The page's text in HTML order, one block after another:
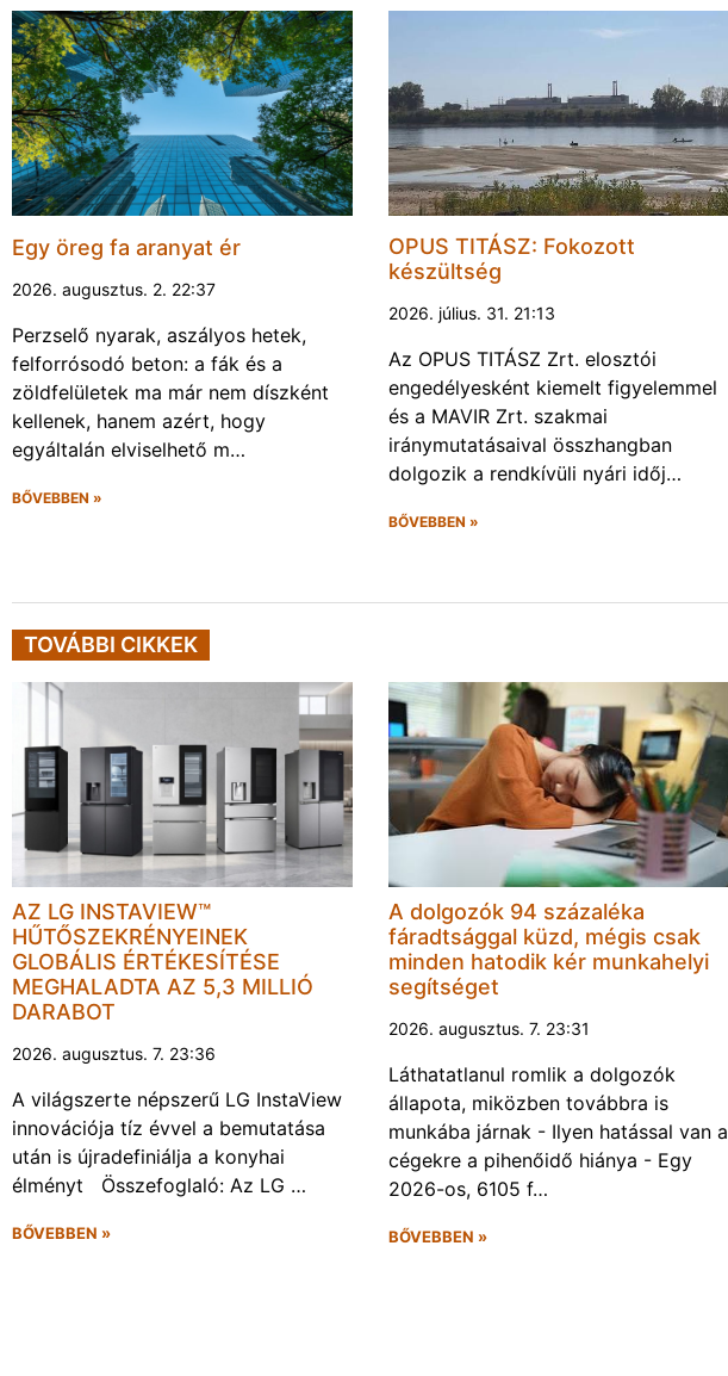
Egy öreg fa aranyat ér
2026. augusztus. 2. 22:37
Perzselő nyarak, aszályos hetek,
felforrósodó beton: a fák és a
zöldfelületek ma már nem díszként
kellenek, hanem azért, hogy
egyáltalán elviselhető m…
BŐVEBBEN »
OPUS TITÁSZ: Fokozott
készültség
2026. július. 31. 21:13
Az OPUS TITÁSZ Zrt. elosztói
engedélyesként kiemelt figyelemmel
és a MAVIR Zrt. szakmai
iránymutatásaival összhangban
dolgozik a rendkívüli nyári időj…
BŐVEBBEN »
TOVÁBBI CIKKEK
AZ LG INSTAVIEW™
HŰTŐSZEKRÉNYEINEK
GLOBÁLIS ÉRTÉKESÍTÉSE
MEGHALADTA AZ 5,3 MILLIÓ
DARABOT
2026. augusztus. 7. 23:36
A világszerte népszerű LG InstaView
innovációja tíz évvel a bemutatása
után is újradefiniálja a konyhai
élményt Összefoglaló: Az LG …
BŐVEBBEN »
A dolgozók 94 százaléka
fáradtsággal küzd, mégis csak
minden hatodik kér munkahelyi
segítséget
2026. augusztus. 7. 23:31
Láthatatlanul romlik a dolgozók
állapota, miközben továbbra is
munkába járnak - Ilyen hatással van a
cégekre a pihenőidő hiánya - Egy
2026-os, 6105 f…
BŐVEBBEN »